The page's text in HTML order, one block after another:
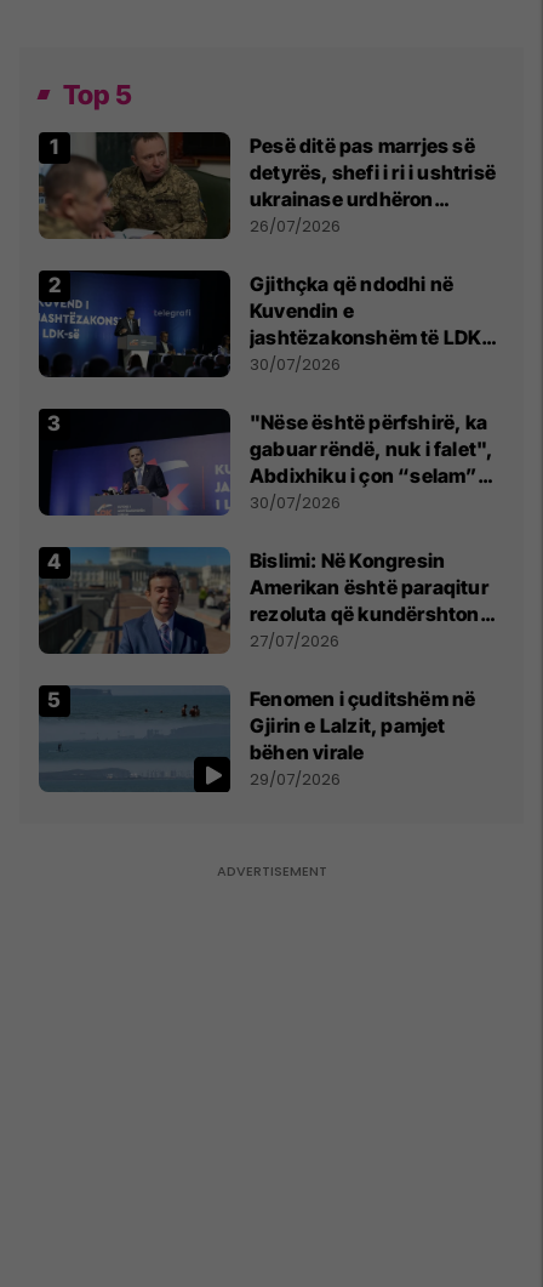
Top 5
Pesë ditë pas marrjes së
detyrës, shefi i ri i ushtrisë
ukrainase urdhëron
kontroll të madh
26/07/2026
Gjithçka që ndodhi në
Kuvendin e
jashtëzakonshëm të LDK-
së
30/07/2026
"Nëse është përfshirë, ka
gabuar rëndë, nuk i falet",
Abdixhiku i çon “selam”
Përparim Ramës
30/07/2026
Bislimi: Në Kongresin
Amerikan është paraqitur
rezoluta që kundërshton
mbajtjen e Asamblesë
në Beograd
27/07/2026
Fenomen i çuditshëm në
Gjirin e Lalzit, pamjet
bëhen virale
29/07/2026